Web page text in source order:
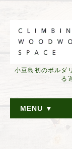
小豆島初のボルダ
る
MENU ▼